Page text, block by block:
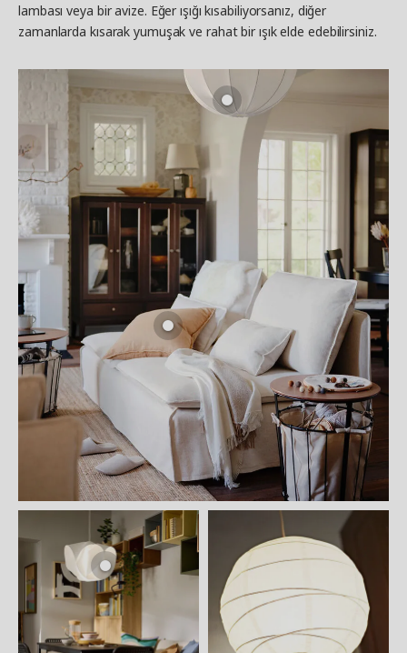
lambası veya bir avize. Eğer ışığı kısabiliyorsanız, diğer
zamanlarda kısarak yumuşak ve rahat bir ışık elde edebilirsiniz.